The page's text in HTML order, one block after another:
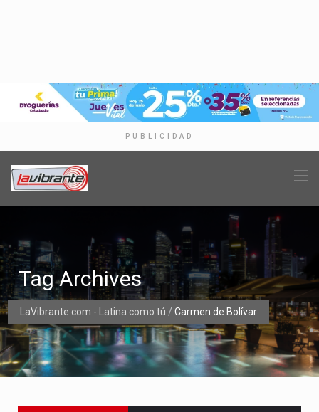
PUBLICIDAD
LaVibrante.com - Latina como tú / Carmen de Bolívar
Tag Archives